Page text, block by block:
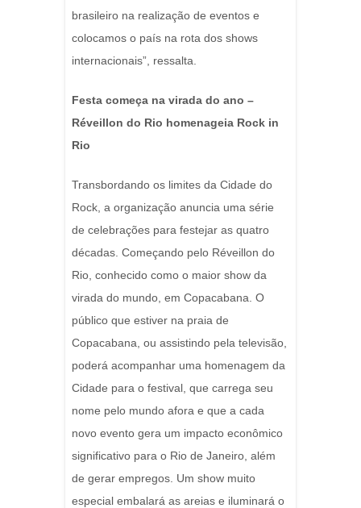
brasileiro na realização de eventos e
colocamos o país na rota dos shows
internacionais”, ressalta.
Festa começa na virada do ano –
Réveillon do Rio homenageia Rock in
Rio
Transbordando os limites da Cidade do
Rock, a organização anuncia uma série
de celebrações para festejar as quatro
décadas. Começando pelo Réveillon do
Rio, conhecido como o maior show da
virada do mundo, em Copacabana. O
público que estiver na praia de
Copacabana, ou assistindo pela televisão,
poderá acompanhar uma homenagem da
Cidade para o festival, que carrega seu
nome pelo mundo afora e que a cada
novo evento gera um impacto econômico
significativo para o Rio de Janeiro, além
de gerar empregos. Um show muito
especial embalará as areias e iluminará o